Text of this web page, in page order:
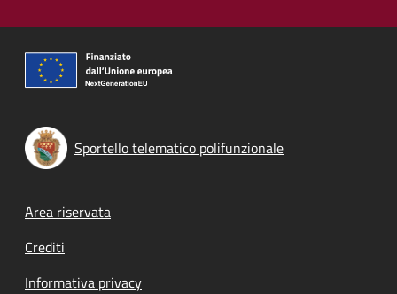
Sportello telematico polifunzionale
Footer menu
Area riservata
Crediti
Informativa privacy